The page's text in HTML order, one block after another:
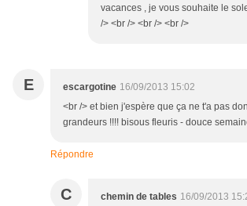
vacances , je vous souhaite le
/> <br /> <br /> <br />
E escargotine 16/09/2013 15:02
<br /> et bien j'espère que ça ne t'a pas
grandeurs !!!! bisous fleuris - douce
Répondre
C chemin de tables 16/09/2013